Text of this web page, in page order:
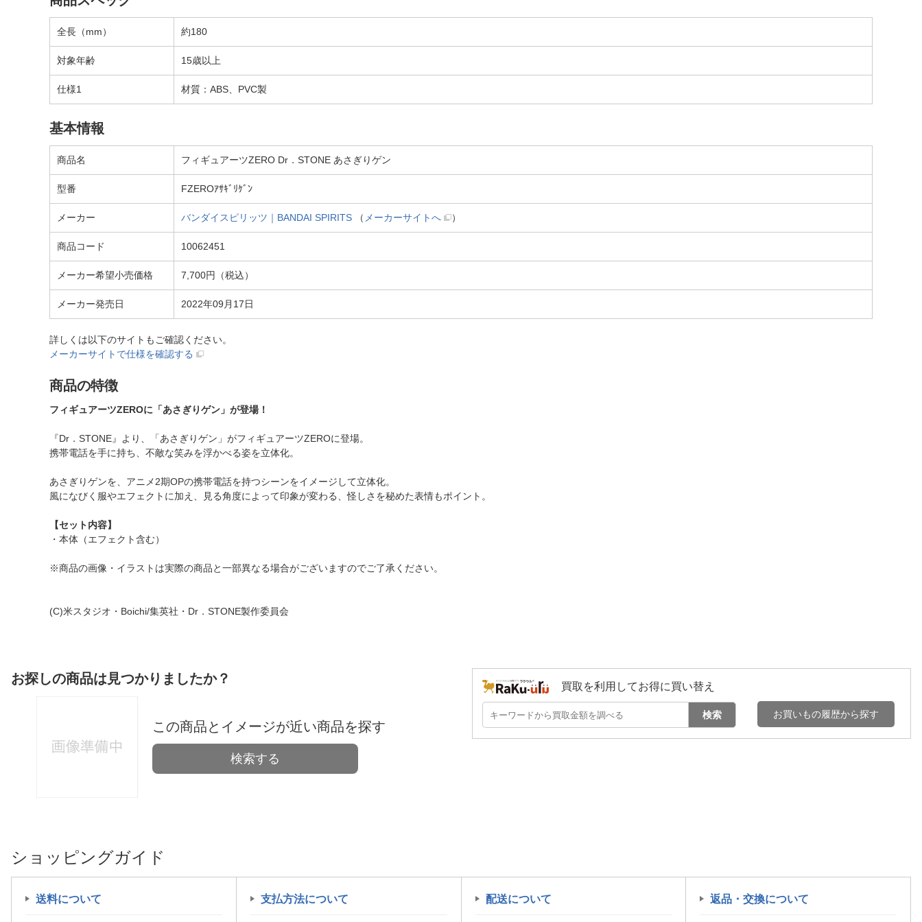
全長（mm） 約180
対象年齢 15歳以上
仕様1 材質：ABS、PVC製
基本情報
商品名 フィギュアーツZERO Dr．STONE あさぎりゲン
型番 FZEROｱｻｷﾞﾘｹﾞﾝ
メーカー バンダイスピリッツ｜BANDAI SPIRITS （ メーカーサイトへ ）
商品コード 10062451
メーカー希望小売価格 7,700円（税込）
メーカー発売日 2022年09月17日
詳しくは以下のサイトもご確認ください。
メーカーサイトで仕様を確認する
商品の特徴
フィギュアーツZEROに「あさぎりゲン」が登場！
『Dr．STONE』より、「あさぎりゲン」がフィギュアーツZEROに登場。
携帯電話を手に持ち、不敵な笑みを浮かべる姿を立体化。
あさぎりゲンを、アニメ2期OPの携帯電話を持つシーンをイメージして立体化。
風になびく服やエフェクトに加え、見る角度によって印象が変わる、怪しさを秘めた表情もポイント。
【セット内容】
・本体（エフェクト含む）
※商品の画像・イラストは実際の商品と一部異なる場合がございますのでご了承ください。
(C)米スタジオ・Boichi/集英社・Dr．STONE製作委員会
お探しの商品は見つかりましたか？
この商品とイメージが近い商品を探す
検索する
買取を利用してお得に買い替え
検索 お買いもの履歴から探す
ショッピングガイド
送料について 支払方法について 配送について 返品・交換について